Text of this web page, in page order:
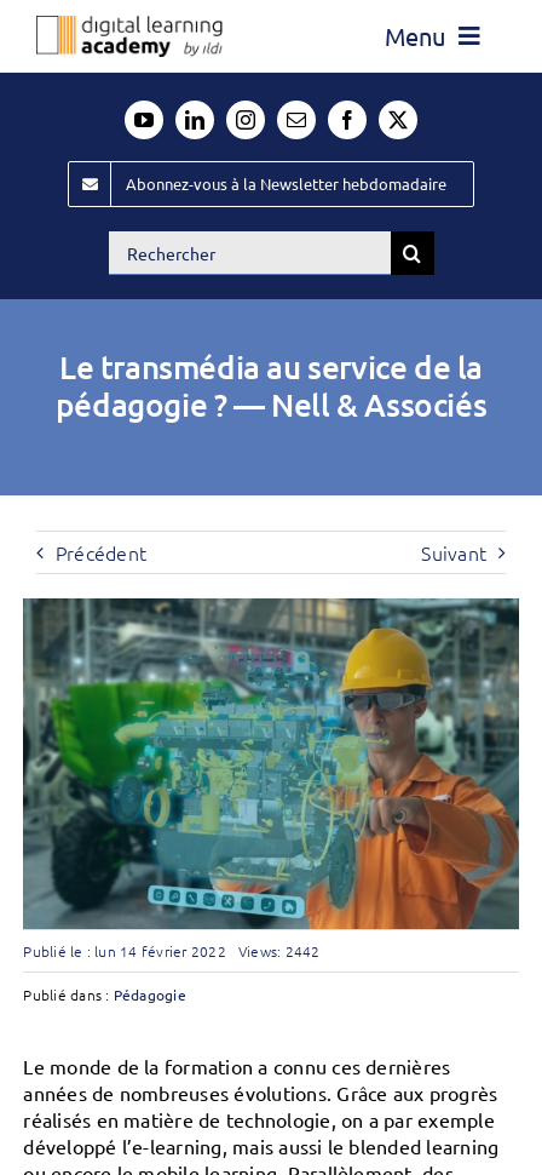
Passer
Menu
Évènements ILDI
Offres d’emploi
Publiez
Abonnez-vous à la Newsletter hebdomadaire
Rechercher:
Le transmédia au service de la
pédagogie ? — Nell & Associés
Précédent Suivant
Publié le : lun 14 février 2022 Views: 2442
Publié dans : Pédagogie
Le monde de la formation a connu ces dernières
années de nombreuses évolutions. Grâce aux progrès
réalisés en matière de technologie, on a par exemple
développé l’e-learning, mais aussi le blended learning